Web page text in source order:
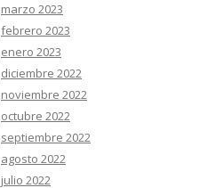
marzo 2023
febrero 2023
enero 2023
diciembre 2022
noviembre 2022
octubre 2022
septiembre 2022
agosto 2022
julio 2022